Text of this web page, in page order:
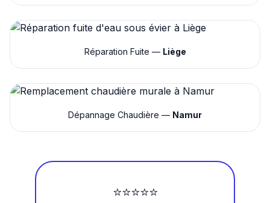
Réparation Fuite — Liège
Dépannage Chaudière — Namur
⭐⭐⭐⭐⭐